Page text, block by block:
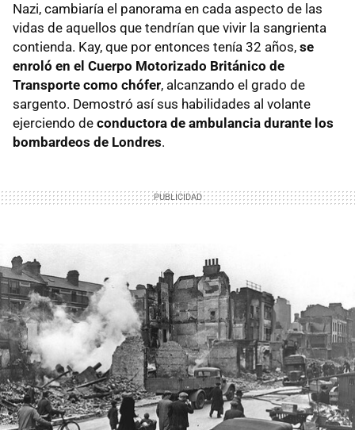
Nazi, cambiaría el panorama en cada aspecto de las
vidas de aquellos que tendrían que vivir la sangrienta
contienda. Kay, que por entonces tenía 32 años, se
enroló en el Cuerpo Motorizado Británico de
Transporte como chófer, alcanzando el grado de
sargento. Demostró así sus habilidades al volante
ejerciendo de conductora de ambulancia durante los
bombardeos de Londres.